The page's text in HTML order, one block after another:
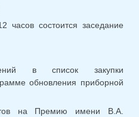
часов состоится заседание
в список закупки
обновления приборной
на Премию имени В.А.